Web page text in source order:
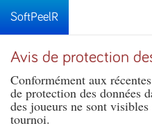
SoftPeelR
Avis de protection
Conformément aux
de protection des données
des joueurs ne sont
tournoi.